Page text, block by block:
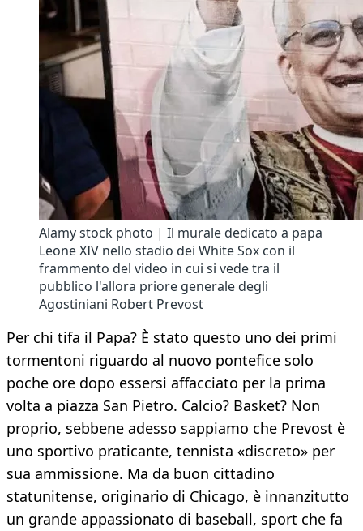
Alamy stock photo | Il murale dedicato a papa
Leone XIV nello stadio dei White Sox con il
frammento del video in cui si vede tra il
pubblico l'allora priore generale degli
Agostiniani Robert Prevost
Per chi tifa il Papa? È stato questo uno dei primi
tormentoni riguardo al nuovo pontefice solo
poche ore dopo essersi affacciato per la prima
volta a piazza San Pietro. Calcio? Basket? Non
proprio, sebbene adesso sappiamo che Prevost è
uno sportivo praticante, tennista «discreto» per
sua ammissione. Ma da buon cittadino
statunitense, originario di Chicago, è innanzitutto
un grande appassionato di baseball, sport che fa